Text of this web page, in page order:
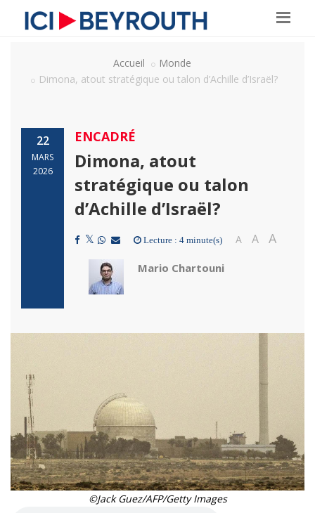
Accueil
Monde
Dimona, atout stratégique ou talon d’Achille d’Israël?
22
MARS
2026
ENCADRÉ
Dimona, atout
stratégique ou talon
d’Achille d’Israël?
Lecture : 4 minute(s) A A A
Mario Chartouni
©Jack Guez/AFP/Getty Images